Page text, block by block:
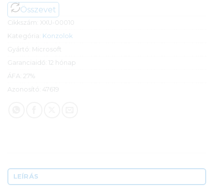
Összevet
Cikkszám: XXU-00010
Kategória: Konzolok
Gyártó: Microsoft
Garanciaidő: 12 hónap
ÁFA: 27%
Azonosító: 47619
LEÍRÁS